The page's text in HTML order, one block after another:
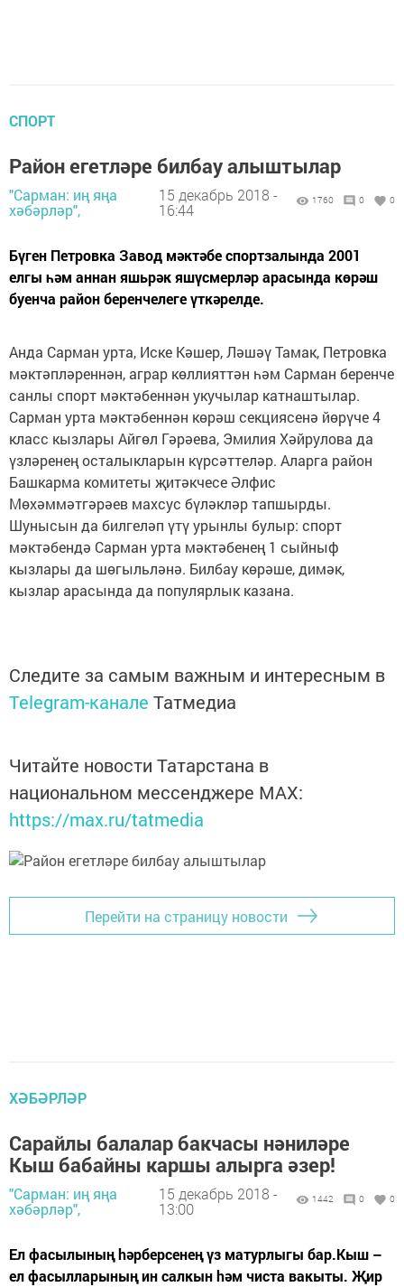
СПОРТ
Район егетләре билбау алыштылар
"Сарман: иң яңа
хәбәрләр",
15 декабрь 2018 -
16:44
1760 0 0
Бүген Петровка Завод мәктәбе спортзалында 2001
елгы һәм аннан яшьрәк яшүсмерләр арасында көрәш
буенча район беренчелеге үткәрелде.
Анда Сарман урта, Иске Кәшер, Ләшәү Тамак, Петровка
мәктәпләреннән, аграр көллияттән һәм Сарман беренче
санлы спорт мәктәбеннән укучылар катнаштылар.
Сарман урта мәктәбеннән көрәш секциясенә йөрүче 4
класс кызлары Айгөл Гәрәева, Эмилия Хәйрулова да
үзләренең осталыкларын күрсәттеләр. Аларга район
Башкарма комитеты җитәкчесе Әлфис
Мөхәммәтгәрәев махсус бүләкләр тапшырды.
Шунысын да билгеләп үтү урынлы булыр: спорт
мәктәбендә Сарман урта мәктәбенең 1 сыйныф
кызлары да шөгыльләнә. Билбау көрәше, димәк,
кызлар арасында да популярлык казана.
Следите за самым важным и интересным в
Telegram-канале Татмедиа
Читайте новости Татарстана в
национальном мессенджере MАХ:
https://max.ru/tatmedia
Перейти на страницу новости
ХӘБӘРЛӘР
Сарайлы балалар бакчасы нәниләре
Кыш бабайны каршы алырга әзер!
"Сарман: иң яңа
хәбәрләр",
15 декабрь 2018 -
13:00
1442 0 0
Ел фасылының hәрберсенең үз матурлыгы бар.Кыш –
ел фасылларының ин салкын hәм чиста вакыты. Җир